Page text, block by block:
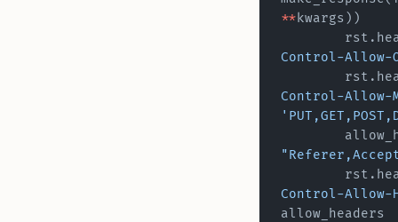
** kwargs))
Control-
Control-Allow-
Control-Allow-
allow_headers